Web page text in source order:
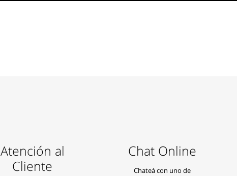
Atención al
Cliente
Chat Online
Chateá con uno de